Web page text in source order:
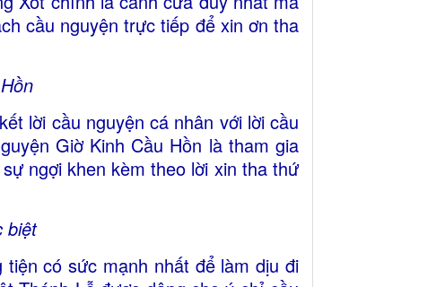
cầu nguyện trực tiếp để xin ơn tha
lời cầu nguyện cá nhân với lời cầu
Giờ Kinh Cầu Hồn là tham gia
ngợi khen kèm theo lời xin tha thứ
biệt
có sức mạnh nhất để làm dịu đi